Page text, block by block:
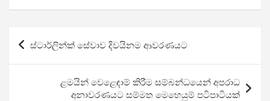
Post
navigation
ස්ටාර්ලින්ක් සේවාව දිවයිනම ආවරණයට
ළමයින් වෙළෙඳාම් කිරීම සම්බන්ධයෙන් අපරාධ
අනාවරණයට සම්මත මෙහෙයුම් පටිපාටියක්